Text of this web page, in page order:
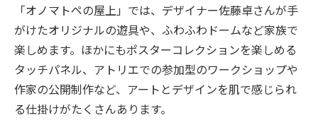
「オノマトペの屋上」では、デザイナー佐藤卓さんが手
がけたオリジナルの遊具や、ふわふわドームなど家族で
楽しめます。ほかにもポスターコレクションを楽しめる
タッチパネル、アトリエでの参加型のワークショップや
作家の公開制作など、アートとデザインを肌で感じられ
る仕掛けがたくさんあります。